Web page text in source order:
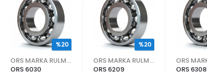
ORS 6030
%20
ORS 6209
%20
ORS 6308